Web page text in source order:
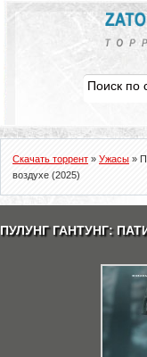
Скачать торрент » Ужасы »
воздухе (2025)